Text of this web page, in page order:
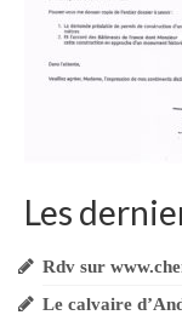
MUR
Les
Rdv sur
Le calvaire